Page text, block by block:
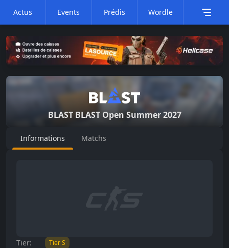
Actus Events Prédis Wordle
BLAST BLAST Open Summer 2027
Informations Matchs
Tier: TierS